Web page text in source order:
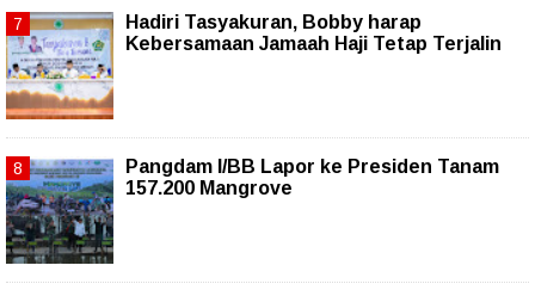
Hadiri Tasyakuran, Bobby harap
Kebersamaan Jamaah Haji Tetap Terjalin
Pangdam I/BB Lapor ke Presiden Tanam
157.200 Mangrove